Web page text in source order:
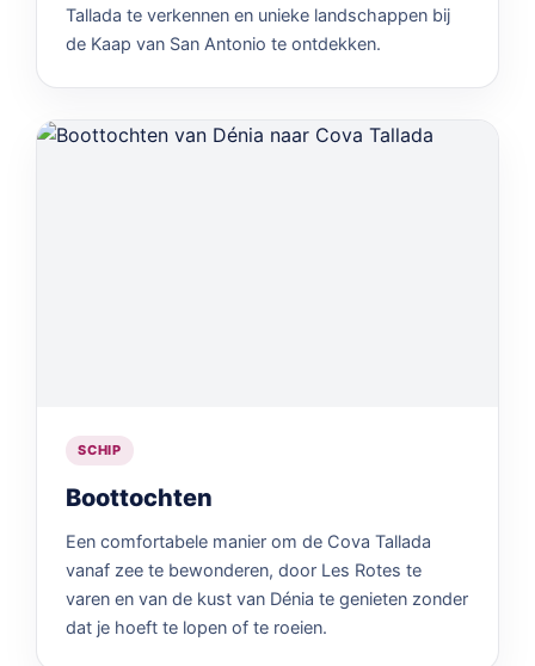
Tallada te verkennen en unieke landschappen bij
de Kaap van San Antonio te ontdekken.
SCHIP
Boottochten
Een comfortabele manier om de Cova Tallada
vanaf zee te bewonderen, door Les Rotes te
varen en van de kust van Dénia te genieten zonder
dat je hoeft te lopen of te roeien.